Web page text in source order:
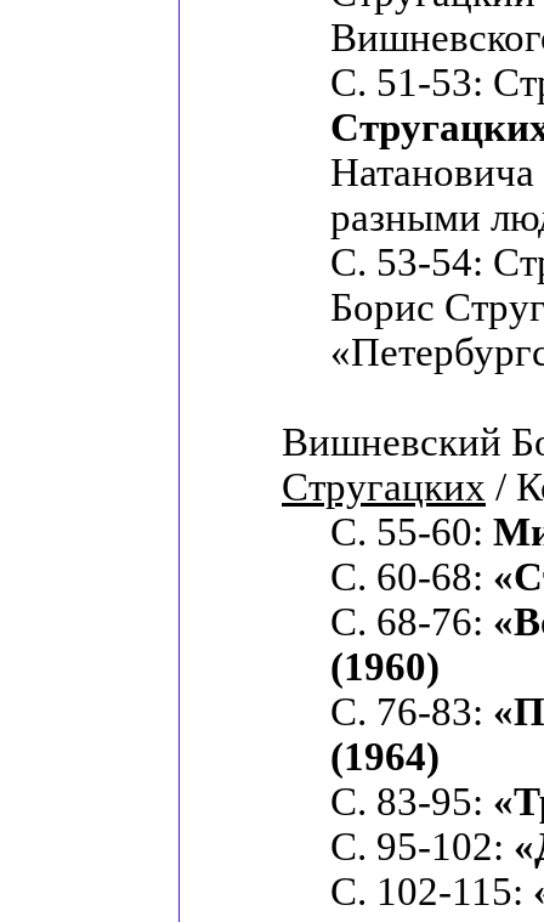
С. 51-53:
разными
С. 53-54:
Борис
Вишневский
Стругацких /
С. 55-60:
С. 60-68:
С. 68-76:
(1960)
С. 76-83:
(1964)
С. 83-95:
С. 95-102:
С. 102-115: